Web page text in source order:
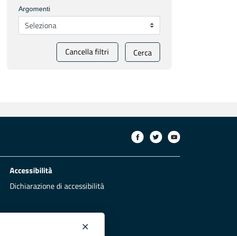
Argomenti
Cancella filtri Cerca
Accessibilità
Dichiarazione di accessibilità
×